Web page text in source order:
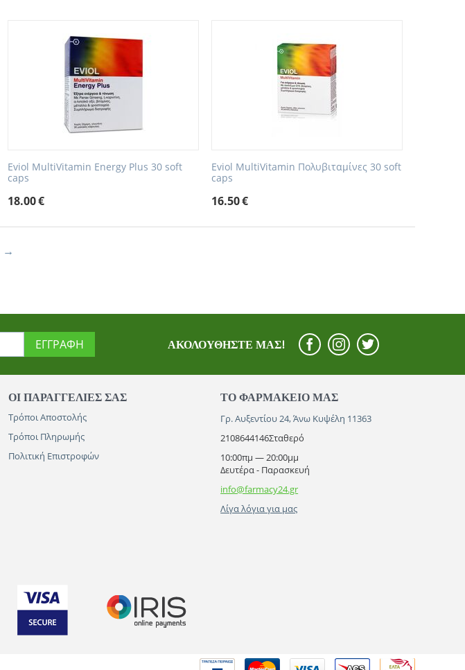
Eviol MultiVitamin Energy Plus 30 soft
caps
18.00€
Eviol MultiVitamin Πολυβιταμίνες 30 soft
caps
16.50€
ΕΓΓΡΑΦΉ ΑΚΟΛΟΥΘΉΣΤΕ ΜΑΣ!
ΟΙ ΠΑΡΑΓΓΕΛΊΕΣ​ ΣΑΣ
Τρόποι Αποστολής
Τρόποι Πληρωμής
Πολιτική Επιστροφών
ΤΟ ΦΑΡΜΑΚΕΊΟ ΜΑΣ
Γρ. Αυξεντίου 24, Άνω Κυψέλη 11363
2108644146Σταθερό
10:00πμ — 20:00μμ
Δευτέρα - Παρασκευή
info@farmacy24.gr
Λίγα λόγια για μας